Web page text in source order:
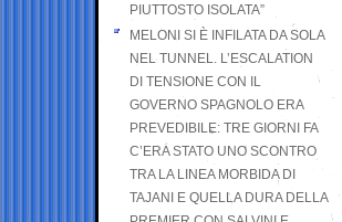
PIUTTOSTO ISOLATA”
MELONI SI È INFILATA DA SOLA
NEL TUNNEL. L’ESCALATION
DI TENSIONE CON IL
GOVERNO SPAGNOLO ERA
PREVEDIBILE: TRE GIORNI FA
C’ERA STATO UNO SCONTRO
TRA LA LINEA MORBIDA DI
TAJANI E QUELLA DURA DELLA